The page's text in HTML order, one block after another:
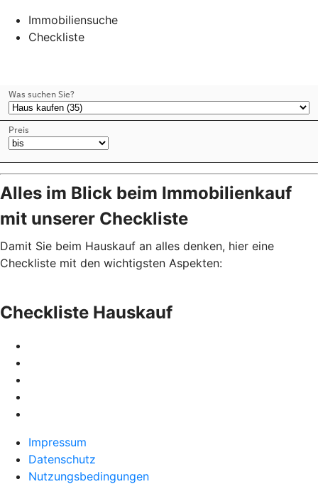
Immobiliensuche
Checkliste
Alles im Blick beim Immobilienkauf
mit unserer Checkliste
Damit Sie beim Hauskauf an alles denken, hier eine
Checkliste mit den wichtigsten Aspekten:
Checkliste Hauskauf
Impressum
Datenschutz
Nutzungsbedingungen